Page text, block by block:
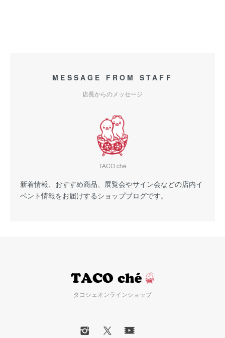
MESSAGE FROM STAFF
店長からのメッセージ
TACO ché
新着情報、おすすめ商品、展覧会やサイン会などの店内イ
ベント情報をお届けするショップブログです。
タコシェオンラインショップ